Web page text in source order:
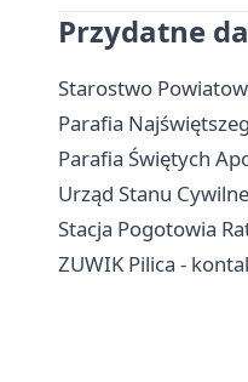
Przydatne
Starostwo
Parafia
Parafia Świętych
Urząd Stanu
Stacja Pogotowia
ZUWIK Pilica -